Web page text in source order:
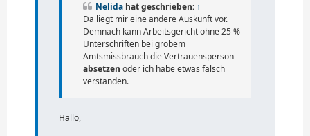
Nelida hat geschrieben: ↑
Da liegt mir eine andere Auskunft vor.
Demnach kann Arbeitsgericht ohne 25 %
Unterschriften bei grobem
Amtsmissbrauch die Vertrauensperson
absetzen oder ich habe etwas falsch
verstanden.
Hallo,